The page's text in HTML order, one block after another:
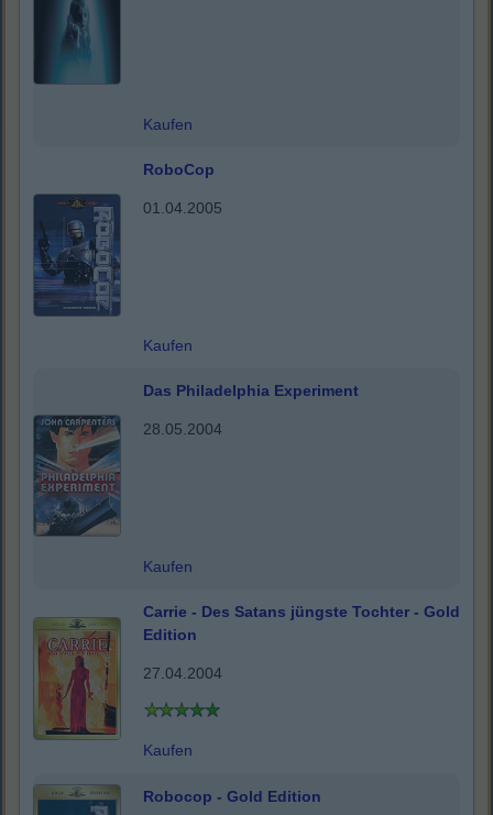
Kaufen
RoboCop
01.04.2005
Kaufen
Das Philadelphia Experiment
28.05.2004
Kaufen
Carrie - Des Satans jüngste Tochter - Gold
Edition
27.04.2004
Kaufen
Robocop - Gold Edition